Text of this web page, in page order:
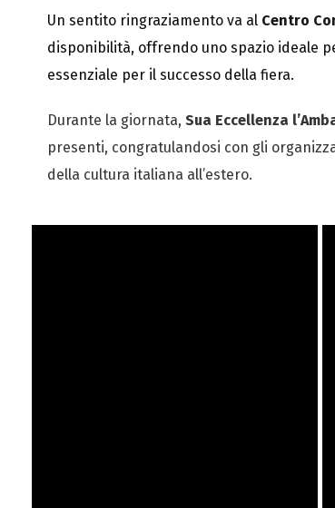
Un sentito ringraziamento va al Centro
disponibilità, offrendo uno spazio ideale
essenziale per il successo della fiera.
Durante la giornata, Sua Eccellenza
presenti, congratulandosi con gli
della cultura italiana all’estero.